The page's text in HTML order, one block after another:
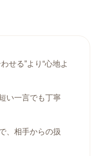
せる”より“心地よ
い一言でも丁寧
、相手からの扱